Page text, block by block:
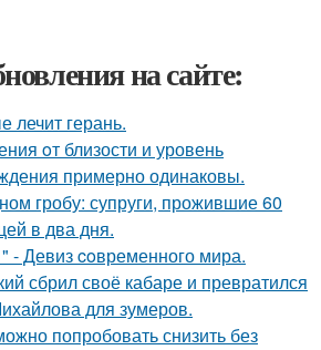
на сайте:
лечит герань.
oт близости и уровень
примерно одинаковы.
гробу: супруги, прожившие 60
в два дня.
" - Девиз coвременного мира.
сбрил своё кабаре и превратился
для зумеров.
попробовать снизить без